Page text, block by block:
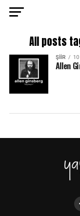
All posts
ŞIIR
Allen